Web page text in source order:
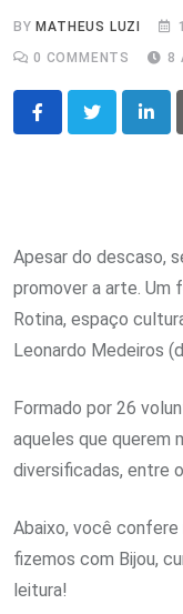
BY MATHEUS LUZI
0 COMMENTS 8
Apesar do descaso,
promover a arte. Um
Rotina, espaço
Leonardo Medeiros
Formado por 26
aqueles que querem
diversificadas, entre
Abaixo, você
fizemos com Bijou,
leitura!